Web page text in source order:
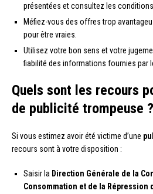
présentées et consultez les conditions
Méfiez-vous des offres trop
pour être vraies.
Utilisez votre bon sens et votre
fiabilité des informations fournies par
Quels sont les recours
de publicité trompeuse ?
Si vous estimez avoir été victime d’une
recours sont à votre disposition :
Saisir la Direction Générale de la
Consommation et de la Répression